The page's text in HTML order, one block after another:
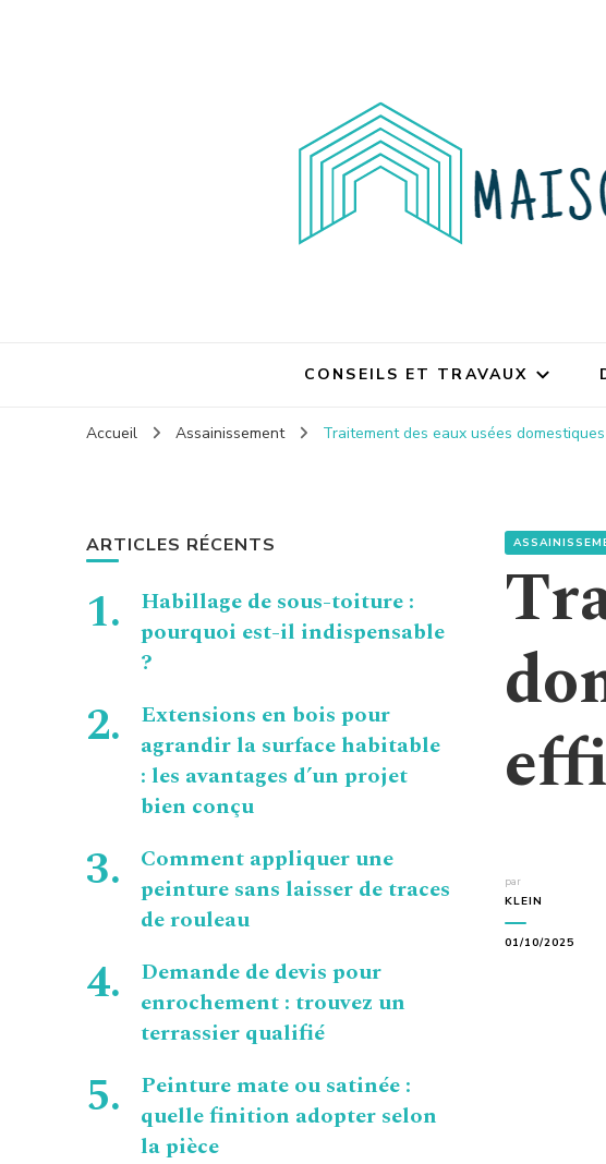
CONSEILS ET TRAVAUX
Accueil Assainissement Traitement des eaux usées
par
KLEIN
01/10/2025
ARTICLES RÉCENTS
Habillage de sous-toiture :
pourquoi est-il indispensable
?
Extensions en bois pour
agrandir la surface habitable
: les avantages d’un projet
bien conçu
Comment appliquer une
peinture sans laisser de traces
de rouleau
Demande de devis pour
enrochement : trouvez un
terrassier qualifié
Peinture mate ou satinée :
quelle finition adopter selon
la pièce